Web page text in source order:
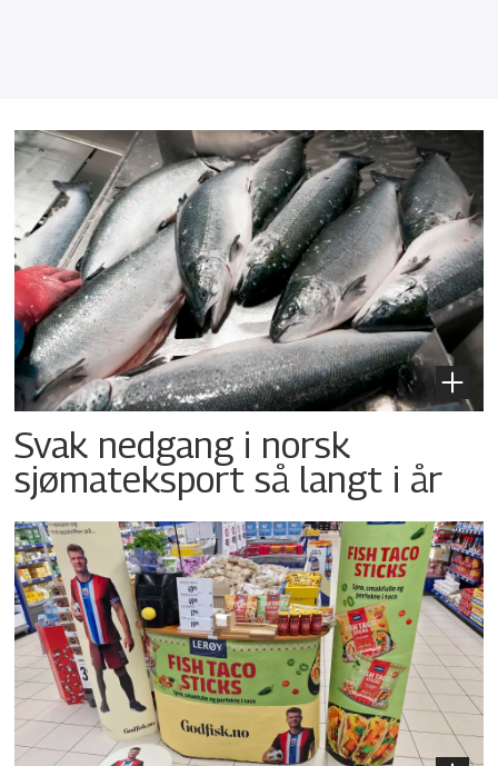
Svak nedgang i norsk
sjømateksport så langt i år